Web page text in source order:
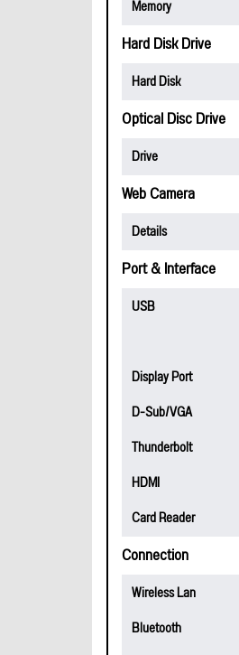
Memory
Hard Disk Drive
Hard Disk
Optical Disc Drive
Drive
Web Camera
Details
Port & Interface
USB
Display Port
D-Sub/VGA
Thunderbolt
HDMI
Card Reader
Connection
Wireless Lan
Bluetooth